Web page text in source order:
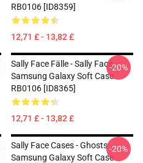
RB0106 [ID8359]
12,71 £ - 13,82 £
Sally Face Fälle - Sally Face
Samsung Galaxy Soft Case
RB0106 [ID8365]
12,71 £ - 13,82 £
-20%
Sally Face Cases - Ghosts
Samsung Galaxy Soft Case
-20%